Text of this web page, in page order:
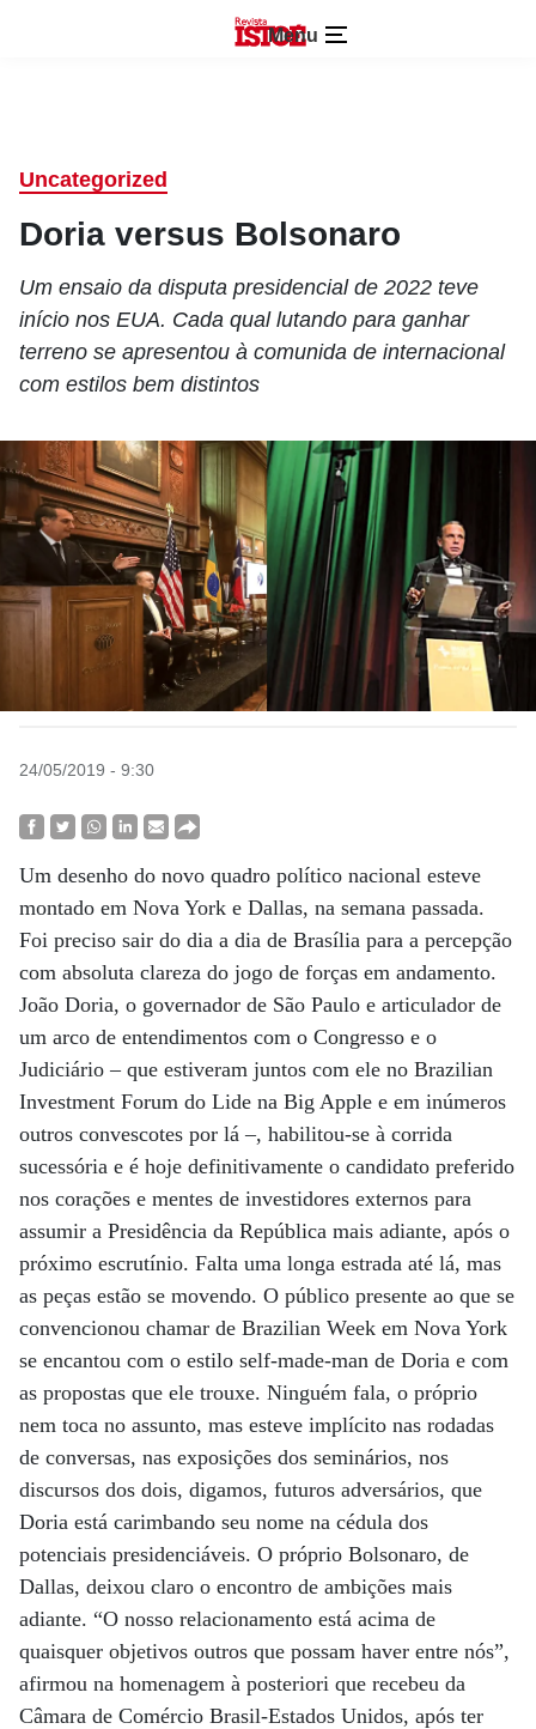
Menu
Uncategorized
Doria versus Bolsonaro
Um ensaio da disputa presidencial de 2022 teve
início nos EUA. Cada qual lutando para ganhar
terreno se apresentou à comunida de internacional
com estilos bem distintos
24/05/2019 - 9:30
Um desenho do novo quadro político nacional esteve
montado em Nova York e Dallas, na semana passada.
Foi preciso sair do dia a dia de Brasília para a percepção
com absoluta clareza do jogo de forças em andamento.
João Doria, o governador de São Paulo e articulador de
um arco de entendimentos com o Congresso e o
Judiciário – que estiveram juntos com ele no Brazilian
Investment Forum do Lide na Big Apple e em inúmeros
outros convescotes por lá –, habilitou-se à corrida
sucessória e é hoje definitivamente o candidato preferido
nos corações e mentes de investidores externos para
assumir a Presidência da República mais adiante, após o
próximo escrutínio. Falta uma longa estrada até lá, mas
as peças estão se movendo. O público presente ao que se
convencionou chamar de Brazilian Week em Nova York
se encantou com o estilo self-made-man de Doria e com
as propostas que ele trouxe. Ninguém fala, o próprio
nem toca no assunto, mas esteve implícito nas rodadas
de conversas, nas exposições dos seminários, nos
discursos dos dois, digamos, futuros adversários, que
Doria está carimbando seu nome na cédula dos
potenciais presidenciáveis. O próprio Bolsonaro, de
Dallas, deixou claro o encontro de ambições mais
adiante. “O nosso relacionamento está acima de
quaisquer objetivos outros que possam haver entre nós”,
afirmou na homenagem à posteriori que recebeu da
Câmara de Comércio Brasil-Estados Unidos, após ter